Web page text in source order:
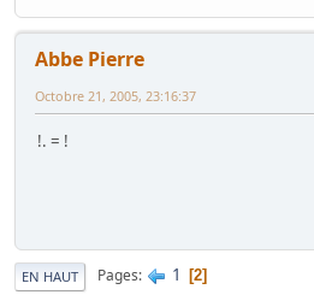
Abbe Pierre
Octobre 21, 2005, 23:16:37
!. = !
EN HAUT Pages 1 2